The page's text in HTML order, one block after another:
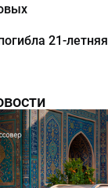
21-летняя